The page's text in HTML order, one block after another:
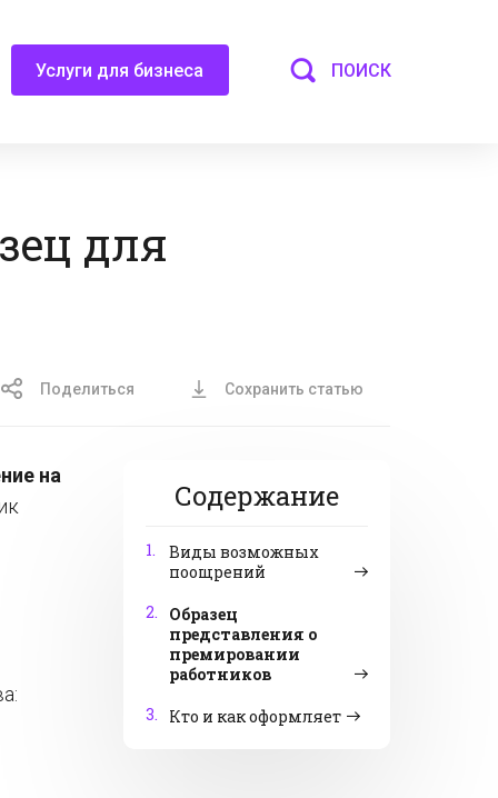
Услуги для бизнеса ПОИСК
для
Поделиться Сохранить статью
Содержание
1.
Виды возможных
поощрений
2.
Образец
представления о
премировании
работников
3.
Кто и как оформляет
на